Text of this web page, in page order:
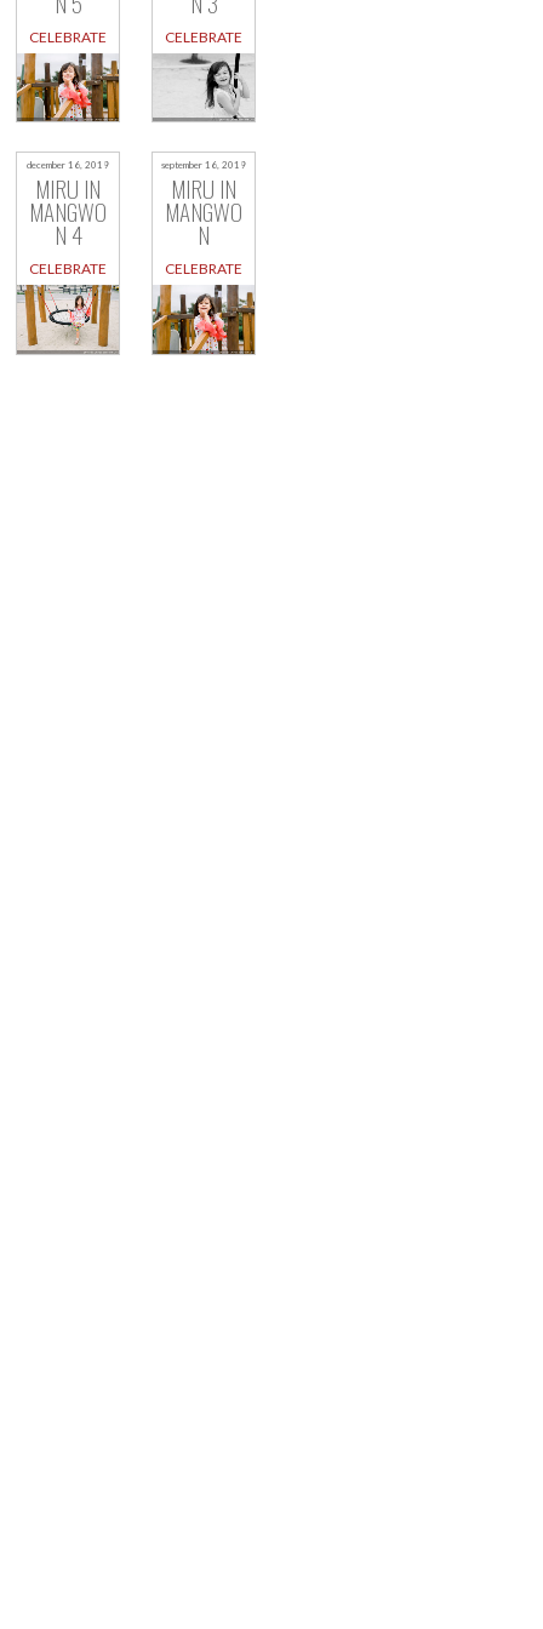
CELEBRATE
december 16, 2019
MIRU IN
MANGWO
N 4
CELEBRATE
CELEBRATE
september 16, 2019
MIRU IN
MANGWO
N
CELEBRATE